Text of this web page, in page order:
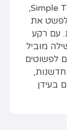
שילה סעדון הוא מנכ״ל ומייסד Simple Tor,
לפשט את
עם רקע
מוביל
לפשוטים
חדשנות,
בעידן